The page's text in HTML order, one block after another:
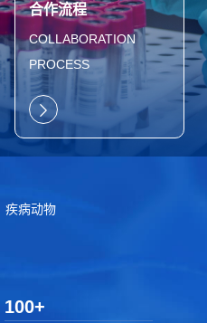
合作流程
COLLABORATION
PROCESS
疾病动物
100+